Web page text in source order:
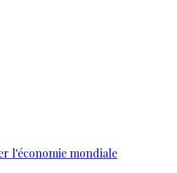
l'économie mondiale